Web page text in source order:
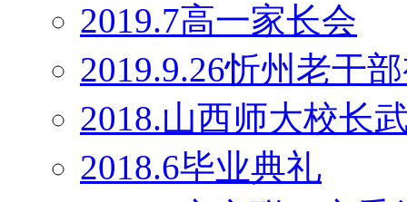
2019.7高一家长会
2019.9.26忻州老干
2018.山西师大校长
2018.6毕业典礼